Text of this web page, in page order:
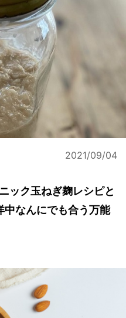
2021/09/04
ック玉ねぎ麹レシピと
中なんにでも合う万能